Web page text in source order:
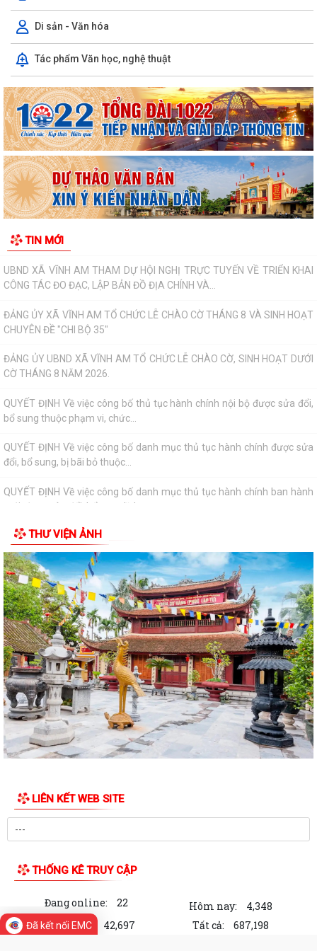
Di sản - Văn hóa
Tác phẩm Văn học, nghệ thuật
TIN MỚI
ĐỊA CHỈ ĐỎ TRÊN QUÊ HƯƠNG VĨNH AM – NƠI THÀNH LẬP CHI BỘ
ĐẢNG CỘNG SẢN ĐẦU TIÊN CỦA HUYỆN VĨNH BẢO.
THƯ CẢM ƠN Về việc ủng hộ Quỹ "Đền ơn đáp nghĩa" năm 2026
UBND XÃ VĨNH AM TỔ CHỨC HỘI NGHỊ GIAO BAN SẢN XUẤT NÔNG
NGHIỆP THÁNG 8 NĂM 2026.
Sáng ngày 04/8/2026, Đảng ủy xã Vĩnh Am tổ chức Hội nghị giao ban
Thường trực Đảng ủy nhằm xem xét,...
ĐẢNG ỦY XÃ VĨNH AM TỔ CHỨC HỘI NGHỊ GIAO BAN THƯỜNG TRỰC
ĐẢNG ỦY!
57-NQ/TW VÀ KẾ HOẠCH HÀNH ĐỘNG 100 NGÀY VỀ...
UBND XÃ VĨNH AM THAM DỰ HỘI NGHỊ TRỰC TUYẾN VỀ TRIỂN KHAI
CÔNG TÁC ĐO ĐẠC, LẬP BẢN ĐỒ ĐỊA CHÍNH VÀ...
ĐẢNG ỦY XÃ VĨNH AM TỔ CHỨC LỄ CHÀO CỜ THÁNG 8 VÀ SINH HOẠT
CHUYÊN ĐỀ "CHI BỘ 35"
ĐẢNG ỦY UBND XÃ VĨNH AM TỔ CHỨC LỄ CHÀO CỜ, SINH HOẠT DƯỚI
CỜ THÁNG 8 NĂM 2026.
QUYẾT ĐỊNH Về việc công bố thủ tục hành chính nội bộ được sửa đổi,
bổ sung thuộc phạm vi, chức...
QUYẾT ĐỊNH Về việc công bố danh mục thủ tục hành chính được sửa
đổi, bổ sung, bị bãi bỏ thuộc...
QUYẾT ĐỊNH Về việc công bố danh mục thủ tục hành chính ban hành
mới, được sửa đổi, bổ sung lĩnh...
QUYẾT ĐỊNH Về việc công bố Danh mục thủ tục hành chính được sửa
đổi, bổ sung thuộc phạm vi chức...
QUYẾT ĐỊNH tháng năm 2026 Về việc công bố thủ tục hành chính nội
bộ mới ban hành thuộc...
QUYẾT ĐỊNH Về việc công bố danh mục thủ tục hành chính ban hành
mới lĩnh vực điện lực thuộc phạm...
BAN TUYÊN GIÁO VÀ DÂN VẬN THÀNH ỦY HẢI PHÒNG TỔ CHỨC HỘI
NGHỊ BÁO CÁO VIÊN THÀNH PHỐ THÁNG 7 NĂM...
XÃ VĨNH AM THAM DỰ HỘI NGHỊ TẬP HUẤN TRIỂN KHAI THỦ TỤC
HÀNH CHÍNH CỦA ĐẢNG TRÊN MÔI TRƯỜNG ĐIỆN...
XÃ VĨNH AM TỔ CHỨC LỄ CÔNG BỐ QUYẾT ĐỊNH THÀNH LẬP ĐẢNG
HỘI CỰU CHIẾN BINH XÃ VĨNH AM TỔ CHỨC LỄ KẾT NẠP HỘI VIÊN MỚI
VÀ HỘI NGHỊ SƠ KẾT CÔNG TÁC HỘI 6...
UBND THÀNH PHỐ THÁNG 7 NĂM 2026.
NGHỊ BÁO CÁO VIÊN THÀNH PHỐ THÁNG 7 NĂM...
ĐẠI HỘI ĐẠI BIỂU HỘI CỰU GIÁO CHỨC XÃ VĨNH AM LẦN THỨ NHẤT,
THƯ VIỆN ẢNH
LIÊN KẾT WEB SITE
THỐNG KÊ TRUY CẬP
Đang online: 22 Hôm nay:
4,348
Trong tuần:
42,697 Tất cả: 687,198
Đã kết nối EMC